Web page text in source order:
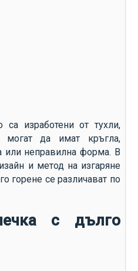
са изработени от тухли,
да имат кръгла,
или неправилна форма. В
и метод на изгаряне
горене се различават по
с дълго